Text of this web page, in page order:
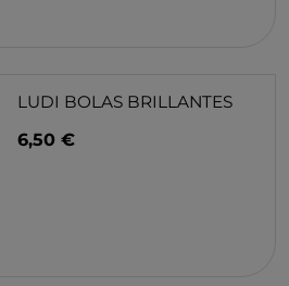
LUDI BOLAS BRILLANTES
6,50 €